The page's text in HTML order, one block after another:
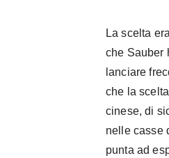
La scelta
che Sauber
lanciare
che la
cinese, di
nelle casse
punta ad